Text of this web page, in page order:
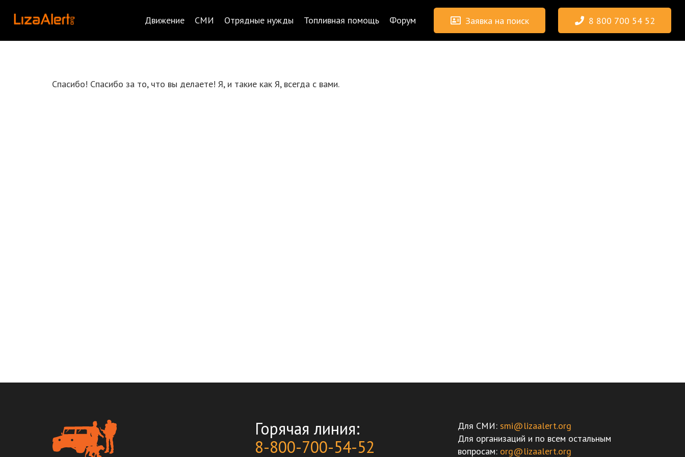
Движение СМИ Отрядные нужды Топливная помощь Форум Заявка на поиск 8 800 700 54 52
Спасибо! Спасибо за то, что вы делаете! Я, и такие как Я, всегда с вами.
Горячая линия:
8-800-700-54-52
Для СМИ: smi@lizaalert.org
Для организаций и по всем остальным
вопросам: org@lizaalert.org